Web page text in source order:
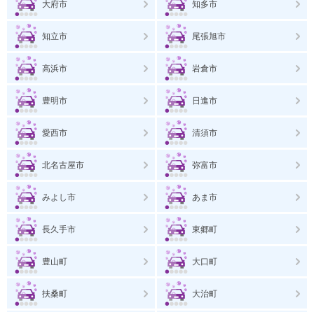
大府市 知多市
知立市 尾張旭市
高浜市 岩倉市
豊明市 日進市
愛西市 清須市
北名古屋市 弥富市
みよし市 あま市
長久手市 東郷町
豊山町 大口町
扶桑町 大治町